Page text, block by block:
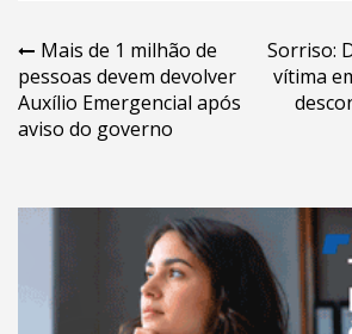
Navegação
de
Post
Mais de 1 milhão de
pessoas devem devolver
Auxílio Emergencial após
aviso do governo
Sorriso:
vítima